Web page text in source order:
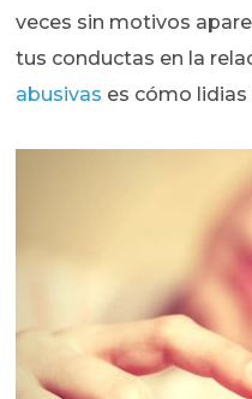
veces sin motivos
tus conductas en la
abusivas es cómo